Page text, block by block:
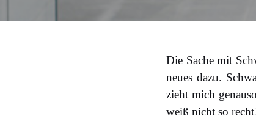
Die Sache mit
neues dazu.
zieht mich
weiß nicht so